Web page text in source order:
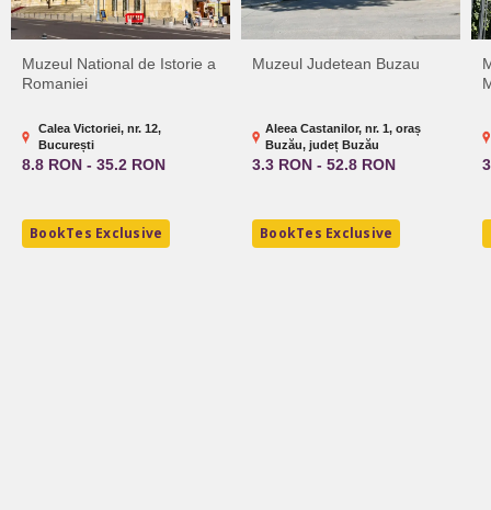
Muzeul National de Istorie a
Romaniei
Calea Victoriei, nr. 12,
București
8.8 RON - 35.2 RON
BookTes Exclusive
Muzeul Judetean Buzau
Aleea Castanilor, nr. 1, oraș
Buzău, județ Buzău
3.3 RON - 52.8 RON
BookTes Exclusive